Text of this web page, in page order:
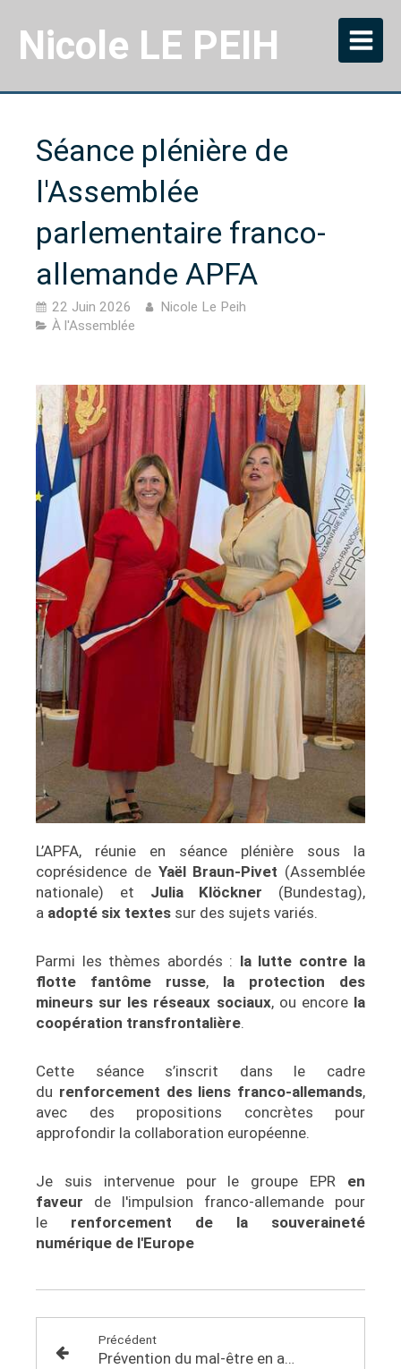
Nicole LE PEIH
Séance plénière de
l'Assemblée
parlementaire franco-
allemande APFA
22 Juin 2026
Nicole Le Peih
À l'Assemblée
L’APFA, réunie en séance plénière sous la
coprésidence de Yaël Braun-Pivet (Assemblée
nationale) et Julia Klöckner (Bundestag),
a adopté six textes sur des sujets variés.
Parmi les thèmes abordés : la lutte contre la
flotte fantôme russe, la protection des
mineurs sur les réseaux sociaux, ou encore la
coopération transfrontalière.
Cette séance s’inscrit dans le cadre
du renforcement des liens franco-allemands,
avec des propositions concrètes pour
approfondir la collaboration européenne.
Je suis intervenue pour le groupe EPR en
faveur de l'impulsion franco-allemande pour
le renforcement de la souveraineté
numérique de l'Europe
Précédent
Prévention du mal-être en agriculture